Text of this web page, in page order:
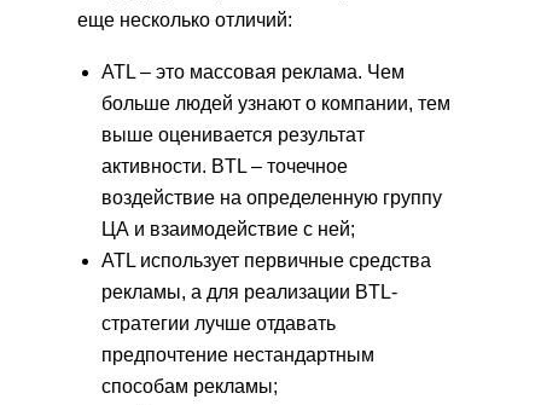
еще несколько отличий:
ATL – это массовая реклама. Чем
больше людей узнают о компании, тем
выше оценивается результат
активности. BTL – точечное
воздействие на определенную группу
ЦА и взаимодействие с ней;
ATL использует первичные средства
рекламы, а для реализации BTL-
стратегии лучше отдавать
предпочтение нестандартным
способам рекламы;